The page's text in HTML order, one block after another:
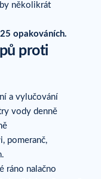
několikrát
opakováních.
proti
a vylučování
vody denně
pomeranč,
ráno nalačno